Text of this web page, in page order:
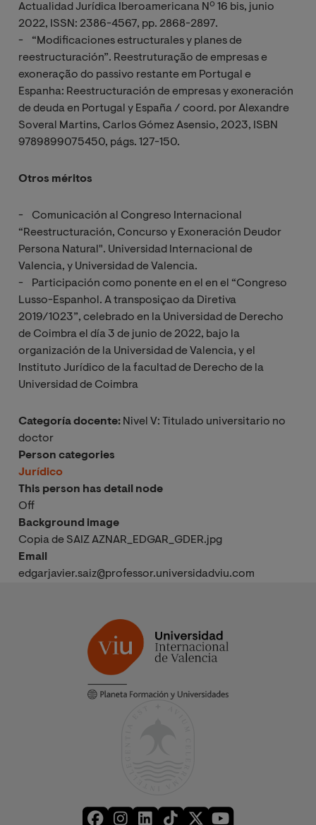
Actualidad Jurídica Iberoamericana Nº 16 bis, junio
2022, ISSN: 2386-4567, pp. 2868-2897.
- “Modificaciones estructurales y planes de
reestructuración”. Reestruturação de empresas e
exoneração do passivo restante em Portugal e
Espanha: Reestructuración de empresas y exoneración
de deuda en Portugal y España / coord. por Alexandre
Soveral Martins, Carlos Gómez Asensio, 2023, ISBN
9789899075450, págs. 127-150.
Otros méritos
- Comunicación al Congreso Internacional
“Reestructuración, Concurso y Exoneración Deudor
Persona Natural". Universidad Internacional de
Valencia, y Universidad de Valencia.
- Participación como ponente en el en el “Congreso
Lusso-Espanhol. A transposiçao da Diretiva
2019/1023”, celebrado en la Universidad de Derecho
de Coimbra el día 3 de junio de 2022, bajo la
organización de la Universidad de Valencia, y el
Instituto Jurídico de la facultad de Derecho de la
Universidad de Coimbra
Categoría docente: Nivel V: Titulado universitario no
doctor
Person categories
Jurídico
This person has detail node
Off
Background image
Copia de SAIZ AZNAR_EDGAR_GDER.jpg
Email
edgarjavier.saiz@professor.universidadviu.com